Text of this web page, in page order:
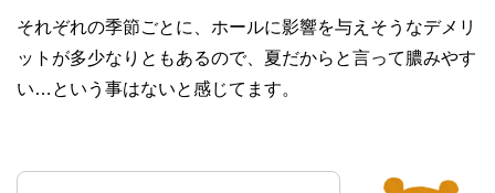
それぞれの季節ごとに、ホールに影響を与えそうなデメリ
ットが多少なりともあるので、夏だからと言って膿みやす
い…という事はないと感じてます。